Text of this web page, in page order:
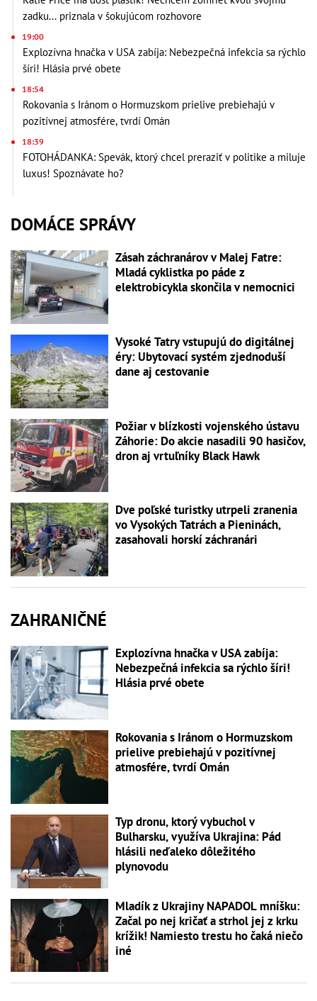
zadku... priznala v šokujúcom rozhovore
19:00
Explozívna hnačka v USA zabíja: Nebezpečná infekcia sa rýchlo
šíri! Hlásia prvé obete
18:54
Rokovania s Iránom o Hormuzskom prielive prebiehajú v
pozitívnej atmosfére, tvrdí Omán
18:39
FOTOHÁDANKA: Spevák, ktorý chcel preraziť v politike a miluje
luxus! Spoznávate ho?
DOMÁCE SPRÁVY
Zásah záchranárov v Malej Fatre:
Mladá cyklistka po páde z
elektrobicykla skončila v nemocnici
Vysoké Tatry vstupujú do digitálnej
éry: Ubytovací systém zjednoduší
dane aj cestovanie
Požiar v blízkosti vojenského ústavu
Záhorie: Do akcie nasadili 90 hasičov,
dron aj vrtuľníky Black Hawk
Dve poľské turistky utrpeli zranenia
vo Vysokých Tatrách a Pieninách,
zasahovali horskí záchranári
ZAHRANIČNÉ
Explozívna hnačka v USA zabíja:
Nebezpečná infekcia sa rýchlo šíri!
Hlásia prvé obete
Rokovania s Iránom o Hormuzskom
prielive prebiehajú v pozitívnej
atmosfére, tvrdí Omán
Typ dronu, ktorý vybuchol v
Bulharsku, využíva Ukrajina: Pád
hlásili neďaleko dôležitého
plynovodu
Mladík z Ukrajiny NAPADOL mníšku:
Začal po nej kričať a strhol jej z krku
krížik! Namiesto trestu ho čaká niečo
iné